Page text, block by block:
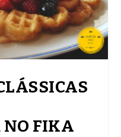
NO FIKA